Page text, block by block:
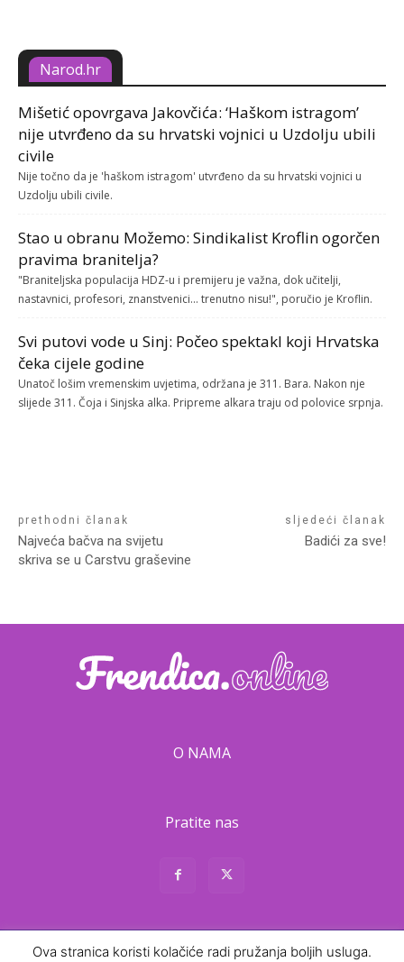
Narod.hr
Mišetić opovrgava Jakovčića: ‘Haškom istragom’
nije utvrđeno da su hrvatski vojnici u Uzdolju ubili
civile
Nije točno da je 'haškom istragom' utvrđeno da su hrvatski vojnici u
Uzdolju ubili civile.
Stao u obranu Možemo: Sindikalist Kroflin ogorčen
pravima branitelja?
"Braniteljska populacija HDZ-u i premijeru je važna, dok učitelji,
nastavnici, profesori, znanstvenici... trenutno nisu!", poručio je Kroflin.
Svi putovi vode u Sinj: Počeo spektakl koji Hrvatska
čeka cijele godine
Unatoč lošim vremenskim uvjetima, održana je 311. Bara. Nakon nje
slijede 311. Čoja i Sinjska alka. Pripreme alkara traju od polovice srpnja.
prethodni članak
Najveća bačva na svijetu
skriva se u Carstvu graševine
sljedeći članak
Badići za sve!
O NAMA
Pratite nas
About Contact
Ova stranica koristi kolačiće radi pružanja boljih usluga.